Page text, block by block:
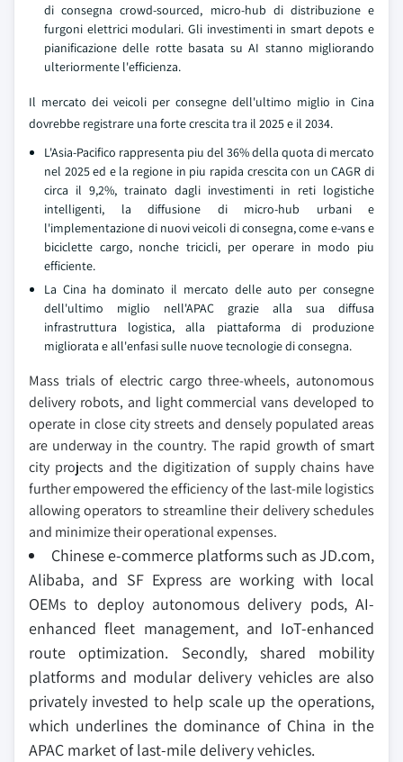
di consegna crowd-sourced, micro-hub di distribuzione e
furgoni elettrici modulari. Gli investimenti in smart depots e
pianificazione delle rotte basata su AI stanno migliorando
ulteriormente l'efficienza.
Il mercato dei veicoli per consegne dell'ultimo miglio in Cina
dovrebbe registrare una forte crescita tra il 2025 e il 2034.
L'Asia-Pacifico rappresenta piu del 36% della quota di mercato
nel 2025 ed e la regione in piu rapida crescita con un CAGR di
circa il 9,2%, trainato dagli investimenti in reti logistiche
intelligenti, la diffusione di micro-hub urbani e
l'implementazione di nuovi veicoli di consegna, come e-vans e
biciclette cargo, nonche tricicli, per operare in modo piu
efficiente.
La Cina ha dominato il mercato delle auto per consegne
dell'ultimo miglio nell'APAC grazie alla sua diffusa
infrastruttura logistica, alla piattaforma di produzione
migliorata e all'enfasi sulle nuove tecnologie di consegna.
Mass trials of electric cargo three-wheels, autonomous
delivery robots, and light commercial vans developed to
operate in close city streets and densely populated areas
are underway in the country. The rapid growth of smart
city projects and the digitization of supply chains have
further empowered the efficiency of the last-mile logistics
allowing operators to streamline their delivery schedules
and minimize their operational expenses.
Chinese e-commerce platforms such as JD.com,
Alibaba, and SF Express are working with local
OEMs to deploy autonomous delivery pods, AI-
enhanced fleet management, and IoT-enhanced
route optimization. Secondly, shared mobility
platforms and modular delivery vehicles are also
privately invested to help scale up the operations,
which underlines the dominance of China in the
APAC market of last-mile delivery vehicles.